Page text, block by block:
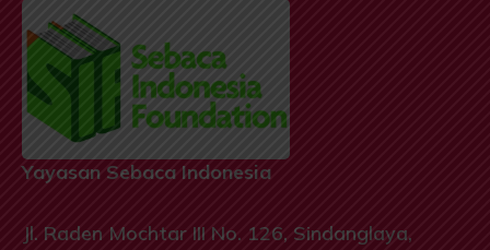
Yayasan Sebaca Indonesia
Jl. Raden Mochtar III No. 126, Sindanglaya,